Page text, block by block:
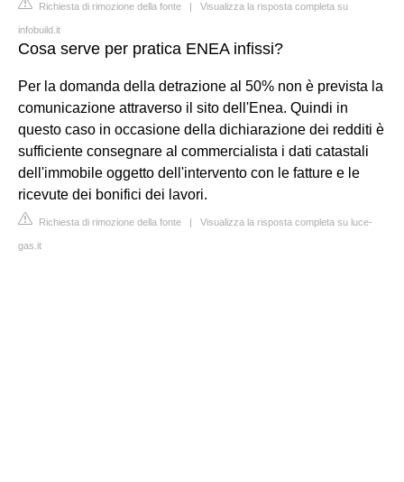
Richiesta di rimozione della fonte | Visualizza la risposta completa su
infobuild.it
Cosa serve per pratica ENEA infissi?
Per la domanda della detrazione al 50% non è prevista la
comunicazione attraverso il sito dell'Enea. Quindi in
questo caso in occasione della dichiarazione dei redditi è
sufficiente consegnare al commercialista i dati catastali
dell'immobile oggetto dell'intervento con le fatture e le
ricevute dei bonifici dei lavori.
Richiesta di rimozione della fonte | Visualizza la risposta completa su luce-
gas.it